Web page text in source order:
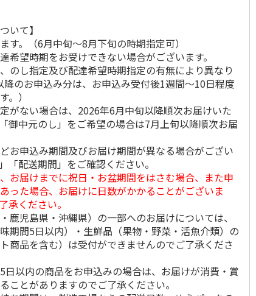
ふ
530ml
)
マスコット入りドリ
ンクボトル ハロー
キティ PSPR5MC
3,300円
(送料別・税込)
陶器ダイカットマグ
カップ ポムポムプ
リン CHMGD4
2,970円
(送料別・税込)
コーデュロイ生地ラ
ンチバッグ ハロー
キティ KCOB2
2,200円
いて】
す。（6月中旬～8月下旬の時期指定可）
希望時期をお受けできない場合がございます。
のし指定及び配達希望時期指定の有無により異なり
降のお申込み分は、お申込み受付後1週間～10日程度
。）
がない場合は、2026年6月中旬以降順次お届けいた
御中元のし」をご希望の場合は7月上旬以降順次お届
お申込み期間及びお届け期間が異なる場合がござい
「配送期間」をご確認ください。
お届けまでに祝日・お盆期間をはさむ場合、また申
った場合、お届けに日数がかかることがございま
承ください。
鹿児島県・沖縄県）の一部へのお届けについては、
期間5日以内）・生鮮品（果物・野菜・活魚介類）の
商品を含む）は受付ができませんのでご了承くださ
以内の商品をお申込みの場合は、お届けが消費・賞
ことがありますのでご了承ください。